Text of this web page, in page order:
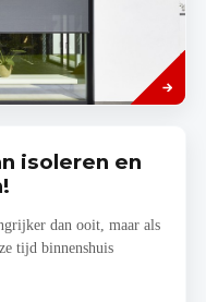
more
isoleren en
dan ooit, maar als
tijd binnenshuis